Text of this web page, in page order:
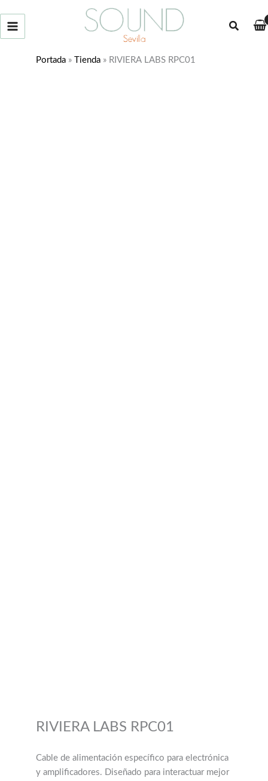
Buscar
Portada » Tienda » RIVIERA LABS RPC01
RIVIERA LABS RPC01
Cable de alimentación específico para electrónica
y amplificadores. Diseñado para interactuar mejor